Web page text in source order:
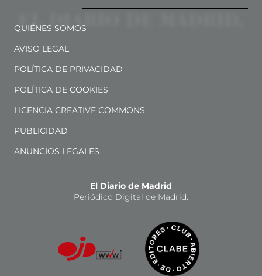
QUIÉNES SOMOS
AVISO LEGAL
POLÍTICA DE PRIVACIDAD
POLÍTICA DE COOKIES
LICENCIA CREATIVE COMMONS
PUBLICIDAD
ANUNCIOS LEGALES
El Diario de Madrid
Periódico Digital de Madrid.